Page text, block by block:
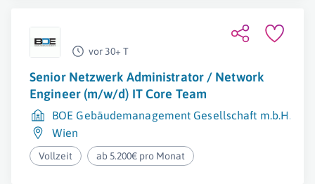
vor 30+ T
Senior Netzwerk Administrator / Network
Engineer (m/w/d) IT Core Team
BOE Gebäudemanagement Gesellschaft m.b.H.
Wien
Vollzeit ab 5.200€ pro Monat